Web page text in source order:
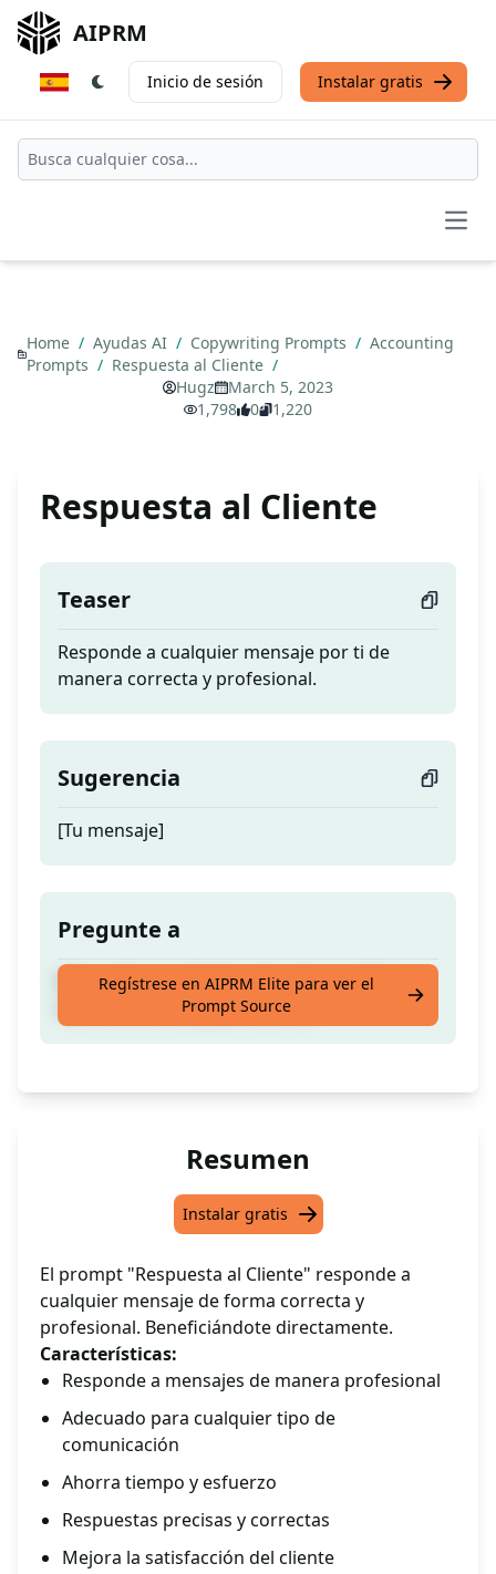
AIPRM
Inicio de sesión Instalar gratis
Home / Ayudas AI / Copywriting Prompts / Accounting
Prompts / Respuesta al Cliente /
Hugz
March 5, 2023
1,798
0 1,220
Respuesta al Cliente
Teaser
Responde a cualquier mensaje por ti de
manera correcta y profesional.
Sugerencia
[Tu mensaje]
Pregunte a
Responde a cualquier mensaje por ti de
manera correcta y profesional.
Regístrese en AIPRM Elite para ver el
Prompt Source
Resumen
Instalar gratis
El prompt "Respuesta al Cliente" responde a
cualquier mensaje de forma correcta y
profesional. Beneficiándote directamente.
Características:
Responde a mensajes de manera profesional
Adecuado para cualquier tipo de
comunicación
Ahorra tiempo y esfuerzo
Respuestas precisas y correctas
Mejora la satisfacción del cliente